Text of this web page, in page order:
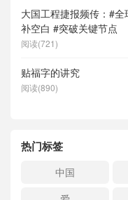
大国工程捷报频传：#
补空白 #突破关键节点
阅读(721)
贴福字的讲究
阅读(890)
热门标签
中国